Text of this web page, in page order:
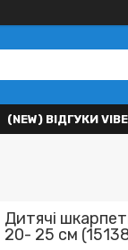
(NEW) ВІДГУКИ
Дитячі
20- 25 см